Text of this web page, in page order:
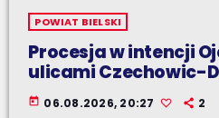
POWIAT BIELSKI
Procesja w intencji
ulicami Czechowic-
today 06.08.2026, 20:27 2